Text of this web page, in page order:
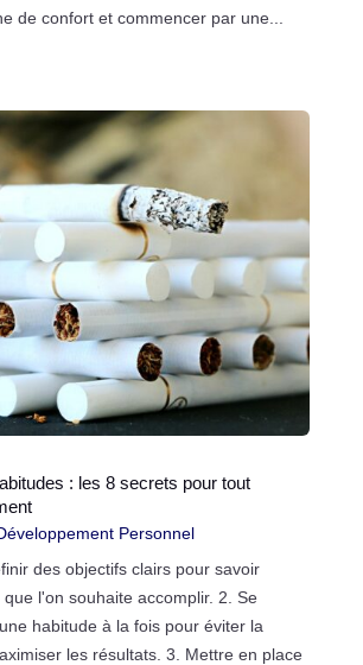
de confort et commencer par une...
: les 8 secrets pour tout
Personnel
des objectifs clairs pour savoir
l'on souhaite accomplir. 2. Se
habitude à la fois pour éviter la
les résultats. 3. Mettre en place